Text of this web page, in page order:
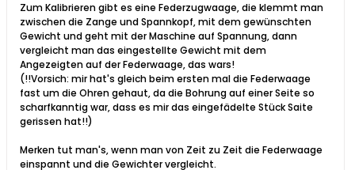
Zum Kalibrieren gibt es eine Federzugwaage, die klemmt man
zwischen die Zange und Spannkopf, mit dem gewünschten
Gewicht und geht mit der Maschine auf Spannung, dann
vergleicht man das eingestellte Gewicht mit dem
Angezeigten auf der Federwaage, das wars!
(!!Vorsich: mir hat's gleich beim ersten mal die Federwaage
fast um die Ohren gehaut, da die Bohrung auf einer Seite so
scharfkanntig war, dass es mir das eingefädelte Stück Saite
gerissen hat!!)
Merken tut man's, wenn man von Zeit zu Zeit die Federwaage
einspannt und die Gewichter vergleicht.